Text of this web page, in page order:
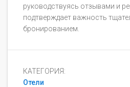
руководствуясь отзывами и
подтверждает важность
бронированием.
КАТЕГОРИЯ:
Отели